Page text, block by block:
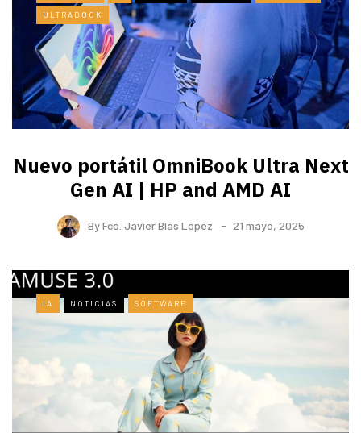
ULTRABOOK
Nuevo portátil OmniBook Ultra ​Next
Gen AI | HP and AMD AI
ByFco. Javier Blas Lopez 21 mayo, 2025
IA NOTICIAS SOFTWARE